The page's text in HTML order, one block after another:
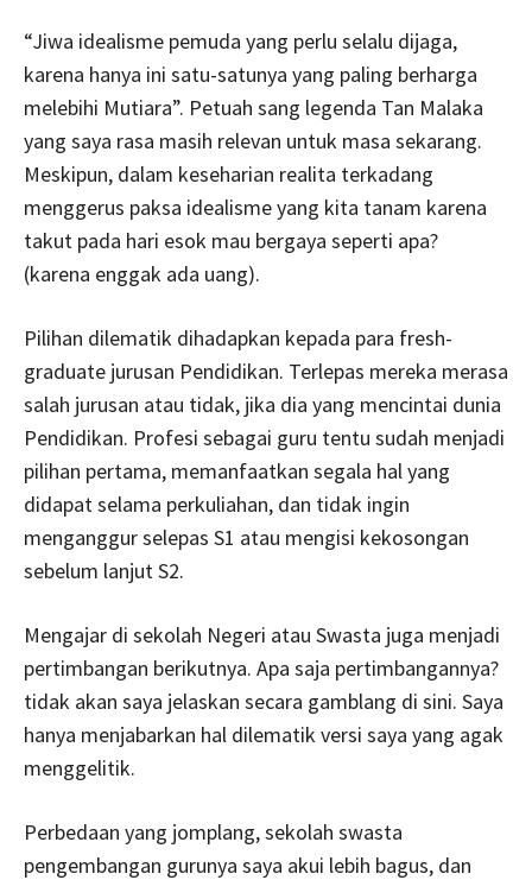
“Jiwa idealisme pemuda yang perlu selalu dijaga,
karena hanya ini satu-satunya yang paling berharga
melebihi Mutiara”. Petuah sang legenda Tan Malaka
yang saya rasa masih relevan untuk masa sekarang.
Meskipun, dalam keseharian realita terkadang
menggerus paksa idealisme yang kita tanam karena
takut pada hari esok mau bergaya seperti apa?
(karena enggak ada uang).
Pilihan dilematik dihadapkan kepada para fresh-
graduate jurusan Pendidikan. Terlepas mereka merasa
salah jurusan atau tidak, jika dia yang mencintai dunia
Pendidikan. Profesi sebagai guru tentu sudah menjadi
pilihan pertama, memanfaatkan segala hal yang
didapat selama perkuliahan, dan tidak ingin
menganggur selepas S1 atau mengisi kekosongan
sebelum lanjut S2.
Mengajar di sekolah Negeri atau Swasta juga menjadi
pertimbangan berikutnya. Apa saja pertimbangannya?
tidak akan saya jelaskan secara gamblang di sini. Saya
hanya menjabarkan hal dilematik versi saya yang agak
menggelitik.
Perbedaan yang jomplang, sekolah swasta
pengembangan gurunya saya akui lebih bagus, dan